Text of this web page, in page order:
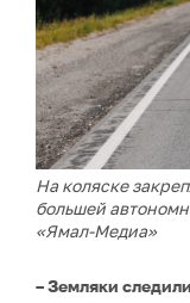
На коляске
большей
«Ямал-Медиа»
– Земляки